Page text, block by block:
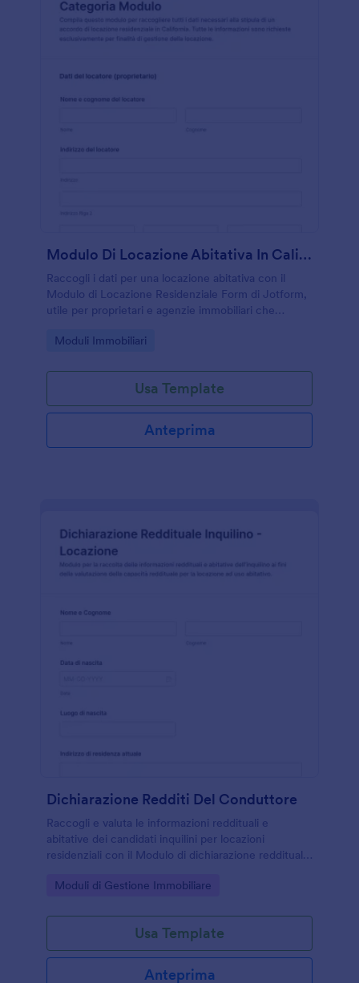
Modulo Di Locazione Abitativa In California
Raccogli i dati per una locazione abitativa con il
Modulo di Locazione Residenziale Form di Jotform,
utile per proprietari e agenzie immobiliari che
modulo online.
Go to Category:
Moduli Immobiliari
Usa Template
Anteprima
Dichiarazione Redditi Del Conduttore
Raccogli e valuta le informazioni reddituali e
abitative dei candidati inquilini per locazioni
residenziali con il Modulo di dichiarazione reddituale
proprietari e agenzie immobiliari.
Go to Category:
Moduli di Gestione Immobiliare
Usa Template
Anteprima